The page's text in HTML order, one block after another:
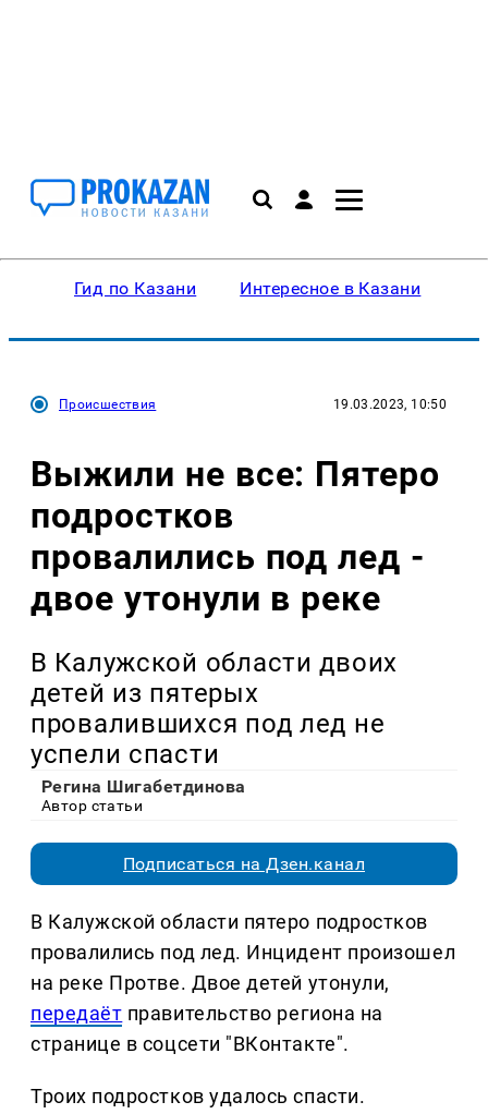
Гид по Казани Интересное в Казани
Происшествия 19.03.2023, 10:50
Выжили не все: Пятеро
подростков
провалились под лед -
двое утонули в реке
В Калужской области двоих
детей из пятерых
провалившихся под лед не
успели спасти
Регина Шигабетдинова
Автор статьи
Подписаться на Дзен.канал
В Калужской области пятеро подростков
провалились под лед. Инцидент произошел
на реке Протве. Двое детей утонули,
передаёт правительство региона на
странице в соцсети "ВКонтакте".
Троих подростков удалось спасти.